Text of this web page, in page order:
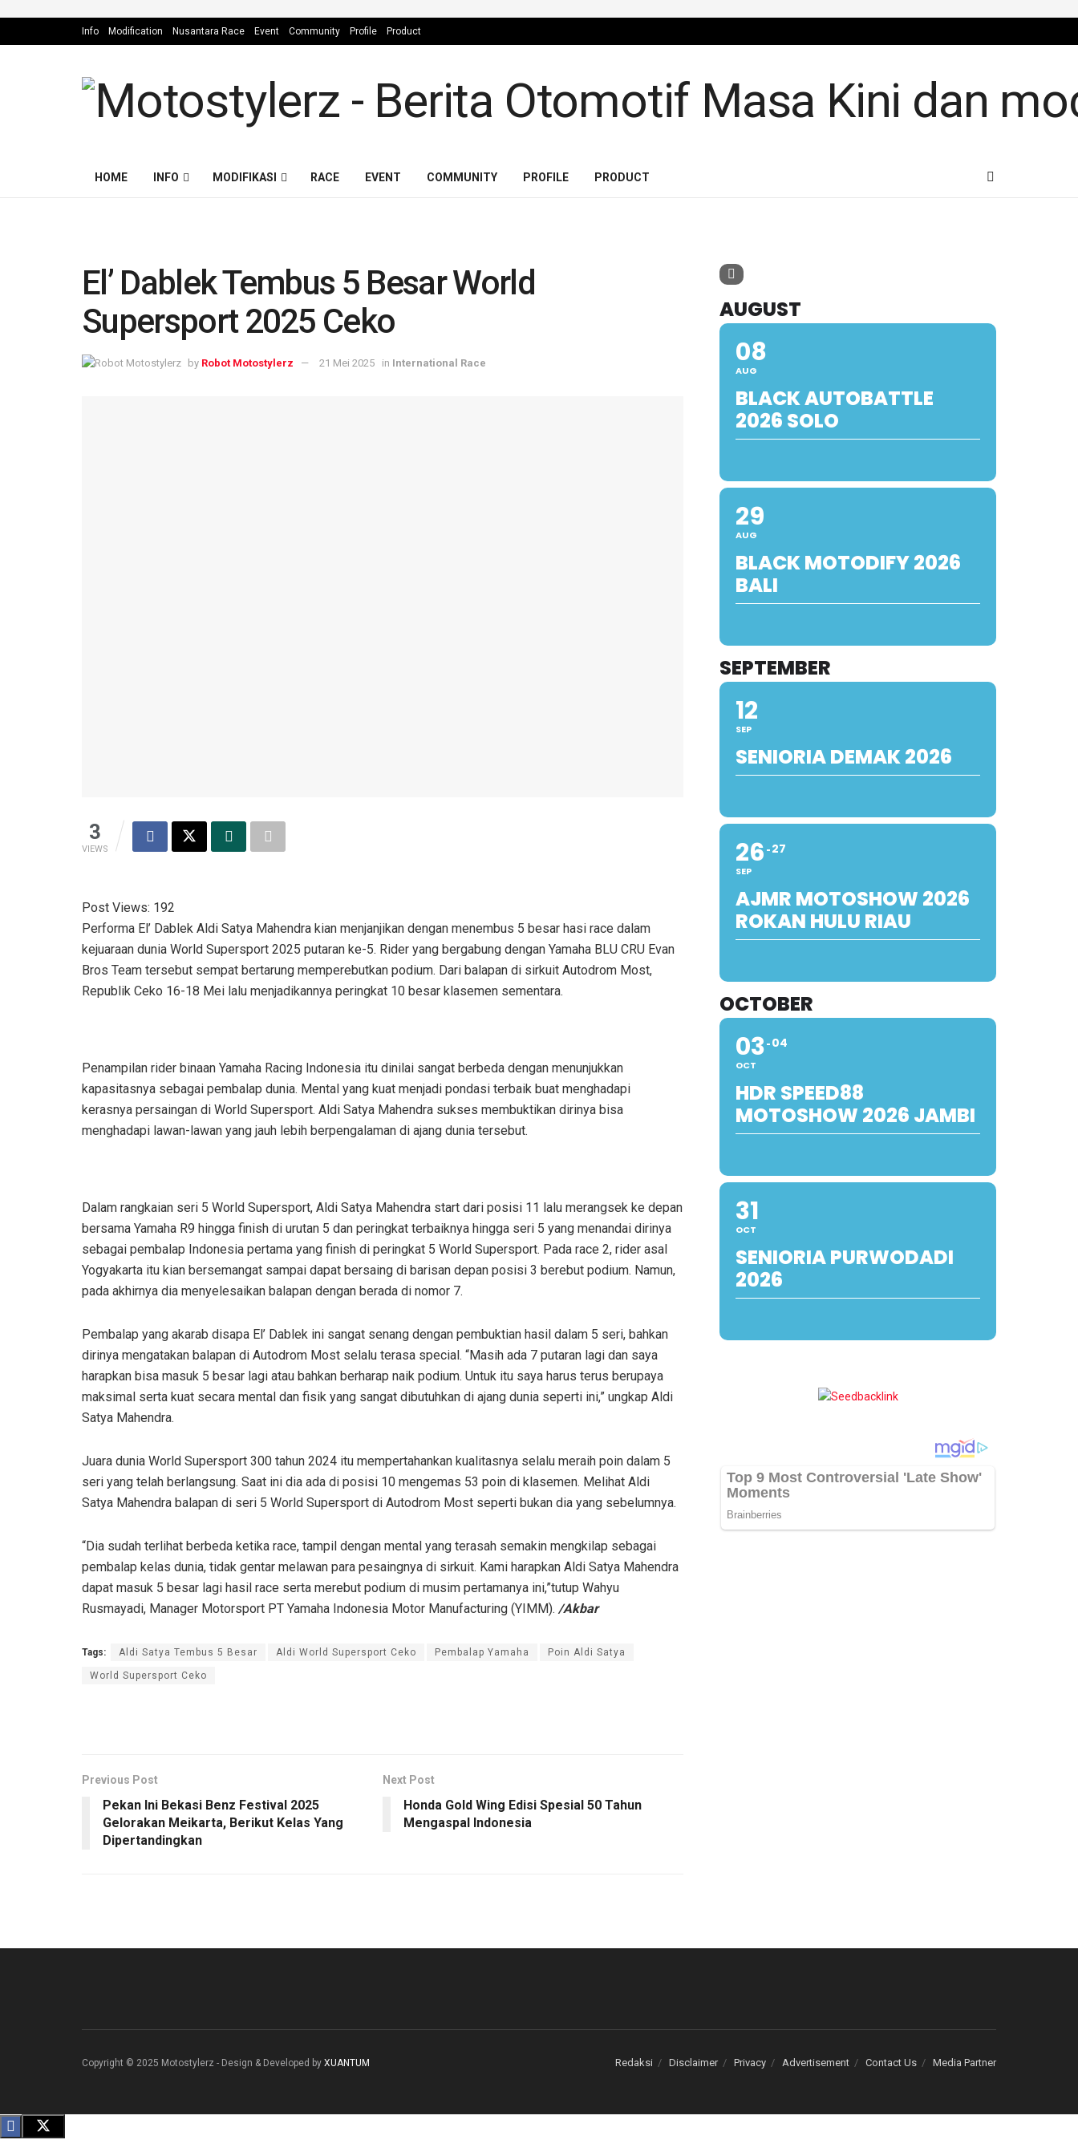
Info Modification Nusantara Race Event Community Profile Product
HOME INFO MODIFIKASI RACE EVENT COMMUNITY PROFILE PRODUCT
El’ Dablek Tembus 5 Besar World
Supersport 2025 Ceko
by Robot Motostylerz 21 Mei 2025 in International Race
3
VIEWS
Post Views: 192
Performa El’ Dablek Aldi Satya Mahendra kian menjanjikan dengan menembus 5 besar hasi race dalam
kejuaraan dunia World Supersport 2025 putaran ke-5. Rider yang bergabung dengan Yamaha BLU CRU Evan
Bros Team tersebut sempat bertarung memperebutkan podium. Dari balapan di sirkuit Autodrom Most,
Republik Ceko 16-18 Mei lalu menjadikannya peringkat 10 besar klasemen sementara.
Penampilan rider binaan Yamaha Racing Indonesia itu dinilai sangat berbeda dengan menunjukkan
kapasitasnya sebagai pembalap dunia. Mental yang kuat menjadi pondasi terbaik buat menghadapi
kerasnya persaingan di World Supersport. Aldi Satya Mahendra sukses membuktikan dirinya bisa
menghadapi lawan-lawan yang jauh lebih berpengalaman di ajang dunia tersebut.
Dalam rangkaian seri 5 World Supersport, Aldi Satya Mahendra start dari posisi 11 lalu merangsek ke depan
bersama Yamaha R9 hingga finish di urutan 5 dan peringkat terbaiknya hingga seri 5 yang menandai dirinya
sebagai pembalap Indonesia pertama yang finish di peringkat 5 World Supersport. Pada race 2, rider asal
Yogyakarta itu kian bersemangat sampai dapat bersaing di barisan depan posisi 3 berebut podium. Namun,
pada akhirnya dia menyelesaikan balapan dengan berada di nomor 7.
Pembalap yang akarab disapa El’ Dablek ini sangat senang dengan pembuktian hasil dalam 5 seri, bahkan
dirinya mengatakan balapan di Autodrom Most selalu terasa special. “Masih ada 7 putaran lagi dan saya
harapkan bisa masuk 5 besar lagi atau bahkan berharap naik podium. Untuk itu saya harus terus berupaya
maksimal serta kuat secara mental dan fisik yang sangat dibutuhkan di ajang dunia seperti ini,” ungkap Aldi
Satya Mahendra.
Juara dunia World Supersport 300 tahun 2024 itu mempertahankan kualitasnya selalu meraih poin dalam 5
seri yang telah berlangsung. Saat ini dia ada di posisi 10 mengemas 53 poin di klasemen. Melihat Aldi
Satya Mahendra balapan di seri 5 World Supersport di Autodrom Most seperti bukan dia yang sebelumnya.
“Dia sudah terlihat berbeda ketika race, tampil dengan mental yang terasah semakin mengkilap sebagai
pembalap kelas dunia, tidak gentar melawan para pesaingnya di sirkuit. Kami harapkan Aldi Satya Mahendra
dapat masuk 5 besar lagi hasil race serta merebut podium di musim pertamanya ini,”tutup Wahyu
Rusmayadi, Manager Motorsport PT Yamaha Indonesia Motor Manufacturing (YIMM). /Akbar
Tags: Aldi Satya Tembus 5 Besar Aldi World Supersport Ceko Pembalap Yamaha Poin Aldi Satya
World Supersport Ceko
Previous Post
Pekan Ini Bekasi Benz Festival 2025
Gelorakan Meikarta, Berikut Kelas Yang
Dipertandingkan
Next Post
Honda Gold Wing Edisi Spesial 50 Tahun
Mengaspal Indonesia
AUGUST
08
AUG
BLACK AUTOBATTLE
2026 SOLO
29
AUG
BLACK MOTODIFY 2026
BALI
SEPTEMBER
12
SEP
SENIORIA DEMAK 2026
26
SEP
27
AJMR MOTOSHOW 2026
ROKAN HULU RIAU
OCTOBER
03
OCT
04
HDR SPEED88
MOTOSHOW 2026 JAMBI
31
OCT
SENIORIA PURWODADI
2026
Redaksi Disclaimer Privacy Advertisement Contact Us Media Partner
Copyright © 2025 Motostylerz - Design & Developed by XUANTUM